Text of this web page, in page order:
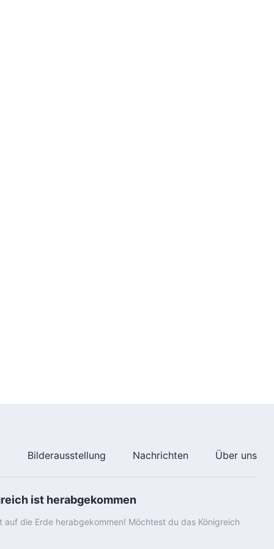
Bilderausstellung Nachrichten Über uns
ist herabgekommen
auf die Erde herabgekommen! Möchtest du das Königreich